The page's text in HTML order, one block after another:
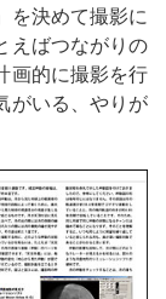
を決めて撮影に
えばつながりの
画的に撮影を行
がいる、やりが